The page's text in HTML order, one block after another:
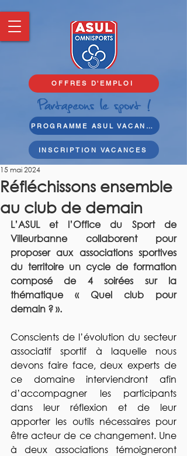
PROGRAMME ASUL VACANCES
OFFRES D'EMPLOI
INSCRIPTION VACANCES
Réfléchissons ensemble
au club de demain
15 mai 2024
L’ASUL et l’Office du Sport de
Villeurbanne collaborent pour
proposer aux associations sportives
du territoire un cycle de formation
composé de 4 soirées sur la
thématique « Quel club pour
demain ? ».
Conscients de l’évolution du secteur
associatif sportif à laquelle nous
devons faire face, deux experts de
ce domaine interviendront afin
d’accompagner les participants
dans leur réflexion et de leur
apporter les outils nécessaires pour
être acteur de ce changement. Une
à deux associations témoigneront